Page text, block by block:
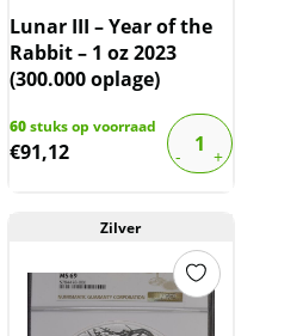
Lunar III – Year of the
Rabbit – 1 oz 2023
(300.000 oplage)
60stuks op voorraad
€91,12
Zilver